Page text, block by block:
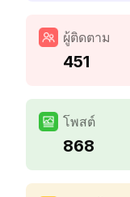
ผู้ติดตาม
451
โพสต์
868